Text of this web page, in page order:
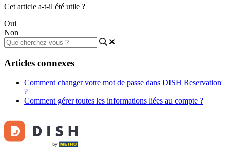
Cet article a-t-il été utile ?
Oui
Non
Articles connexes
Comment changer votre mot de passe dans DISH Reservation
?
Comment gérer toutes les informations liées au compte ?